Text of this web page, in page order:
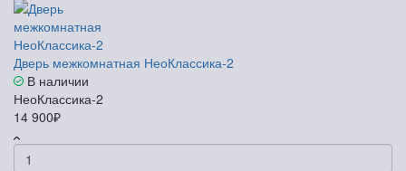
Дверь межкомнатная НеоКлассика-2
В наличии
НеоКлассика-2
14 900₽